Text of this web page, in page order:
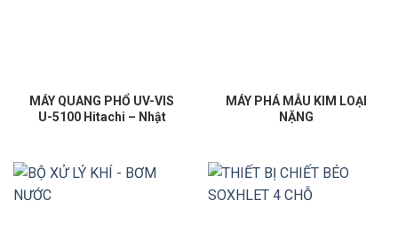
MÁY QUANG PHỔ UV-VIS
U-5100 Hitachi – Nhật
MÁY PHÁ MẪU KIM LOẠI
NẶNG